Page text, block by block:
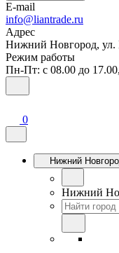
E-mail
info@liantrade.ru
Адрес
Нижний Новгород, ул.
Режим работы
Пн-Пт: c 08.00 до
0
Нижний
Нижний